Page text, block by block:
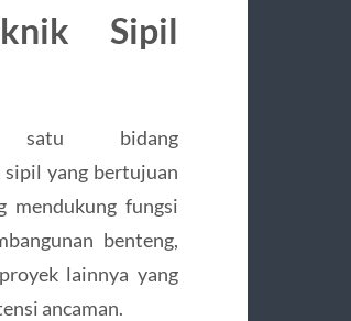
Sipil
bidang
yang bertujuan
mendukung fungsi
benteng,
lainnya yang
ancaman.